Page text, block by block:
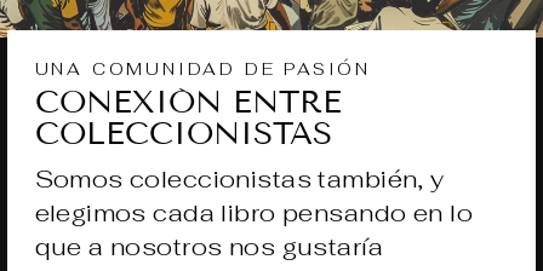
UNA COMUNIDAD DE PASIÓN
CONEXIÓN ENTRE
COLECCIONISTAS
Somos coleccionistas también, y
elegimos cada libro pensando en lo
que a nosotros nos gustaría